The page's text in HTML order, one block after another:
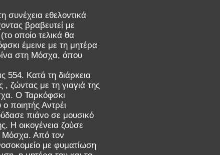
συνέχεια εθελοντικά
βραβευτεί με
οποίο τελικά θα
έμεινε με τη μητέρα
στη Μόσχα, όπου
554. Κατά τη διάρκεια
, ζώντας με τη γιαγιά της
Ο Ταρκόφσκι
ποιητής Αντρέι
πιάνο σε μουσικό
Η οικογένεια ζούσε
Μόσχα. Από τον
με φυματίωση